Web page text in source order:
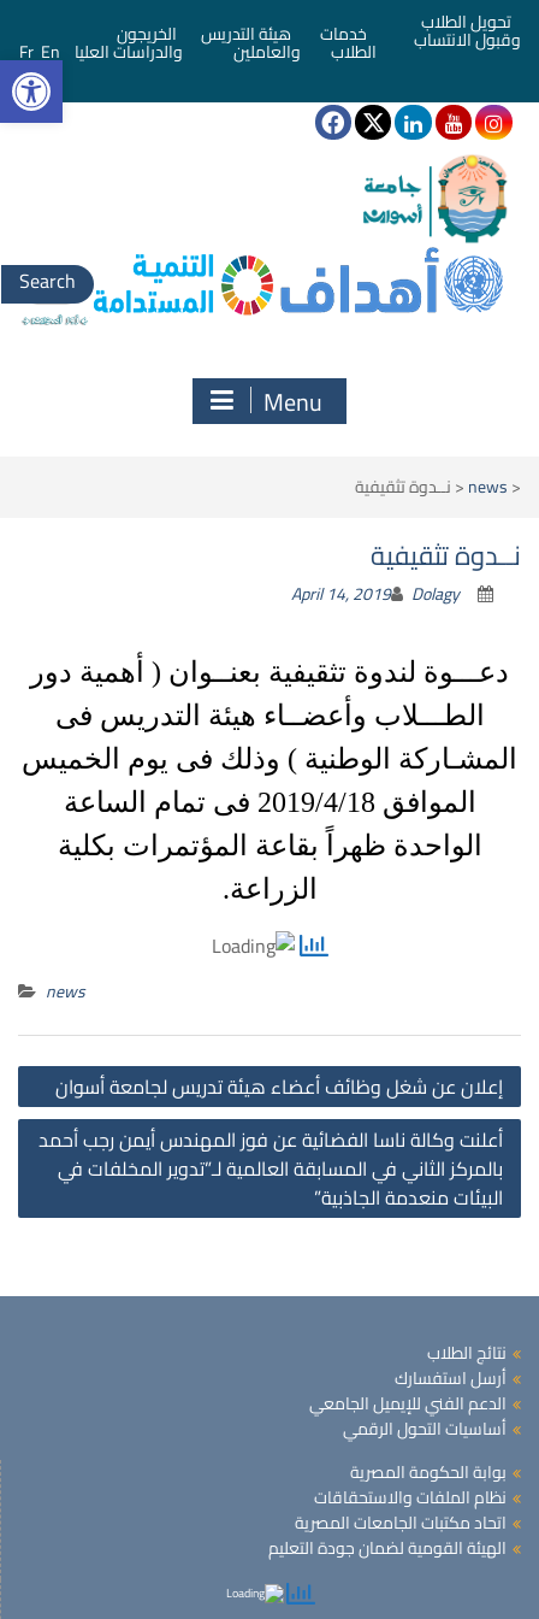
تحويل الطلاب
وقبول الانتساب خدمات
الطلاب
هيئة التدريس
والعاملين
الخريجون
والدراسات العليا En
Fr
Search
for:
Menu
<
news
<نــدوة تثقيفية
نــدوة تثقيفية
April 14, 2019 Dolagy
دعـــوة لندوة تثقيفية بعنــوان ( أهمية دور
الطـــلاب وأعضــاء هيئة التدريس فى
المشـاركة الوطنية ) وذلك فى يوم الخميس
الموافق 2019/4/18 فى تمام الساعة
الواحدة ظهراً بقاعة المؤتمرات بكلية
الزراعة.
news
إعلان عن شغل وظائف أعضاء هيئة تدريس لجامعة أسوان
أعلنت وكالة ناسا الفضائية عن فوز المهندس أيمن رجب أحمد
بالمركز الثاني في المسابقة العالمية لـ”تدوير المخلفات في
البيئات منعدمة الجاذبية”
نتائج الطلاب
أرسل استفسارك
الدعم الفني للإيميل الجامعي
أساسيات التحول الرقمي
بوابة الحكومة المصرية
نظام الملفات والاستحقاقات
اتحاد مكتبات الجامعات المصرية
الهيئة القومية لضمان جودة التعليم